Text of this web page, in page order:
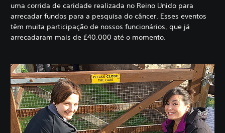
uma corrida de caridade realizada no Reino Unido para
arrecadar fundos para a pesquisa do câncer. Esses eventos
têm muita participação de nossos funcionários, que já
arrecadaram mais de £40.000 até o momento.